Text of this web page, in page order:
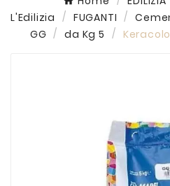
L'Edilizia
FUGANTI
GG
da Kg 5